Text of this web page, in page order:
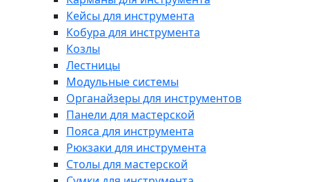
Кейсы для инструмента
Кобура для инструмента
Козлы
Лестницы
Модульные системы
Органайзеры для инструментов
Панели для мастерской
Пояса для инструмента
Рюкзаки для инструмента
Столы для мастерской